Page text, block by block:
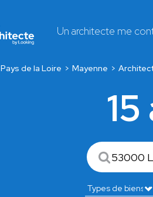
Un architecte me
Pays de la Loire Mayenne